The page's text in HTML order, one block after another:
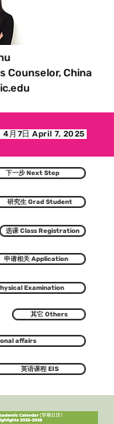
Counselor, China
4月7日 April 7, 2025
下一步 Next Step
研究生 Grad Student
选课 Class Registration
申请相关 Application
Examination
其它 Others
affairs
英语课程 EIS